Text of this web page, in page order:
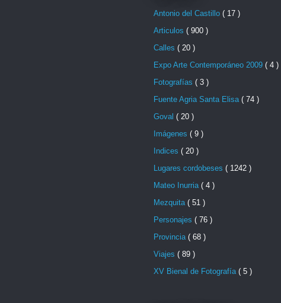
Antonio del Castillo ( 17 )
Articulos ( 900 )
Calles ( 20 )
Expo Arte Contemporáneo 2009 ( 4 )
Fotografías ( 3 )
Fuente Agria Santa Elisa ( 74 )
Goval ( 20 )
Imágenes ( 9 )
Indices ( 20 )
Lugares cordobeses ( 1242 )
Mateo Inurria ( 4 )
Mezquita ( 51 )
Personajes ( 76 )
Provincia ( 68 )
Viajes ( 89 )
XV Bienal de Fotografía ( 5 )